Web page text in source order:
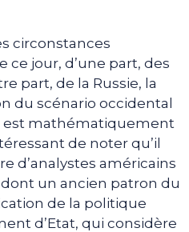
circonstances
jour, d’une part, des
part, de la Russie, la
du scénario occidental
est mathématiquement
de noter qu’il
d’analystes américains
un ancien patron du
de la politique
d’Etat, qui considère